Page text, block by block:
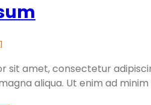
sit amet, consectetur
aliqua. Ut enim ad minim